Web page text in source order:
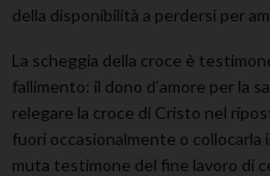
della disponibilità a perdersi per
La scheggia della croce è
fallimento: il dono d’amore per la
relegare la croce di Cristo nel
fuori occasionalmente o collocarla
muta testimone del fine lavoro di